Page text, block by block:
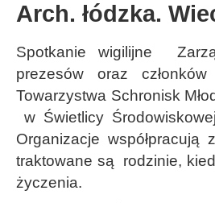
Arch. łódzka.
Spotkanie wigilijne
prezesów oraz
Towarzystwa Schronisk
w Świetlicy
Organizacje
traktowane są rodzinie,
życzenia.